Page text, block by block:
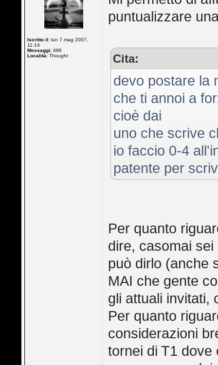
Iscritto il: lun 7 mag 2007,
11:14
Messaggi: 486
Località: Thought
puntualizzare
Cita:
devo postare la
che ti annoi a
cioè dai
uno che scrive
io faccio 0-4
patente per
Per quanto
dire, casomai
può dirlo (anche
MAI che gente
gli attuali invitati,
Per quanto
considerazioni
tornei di T1